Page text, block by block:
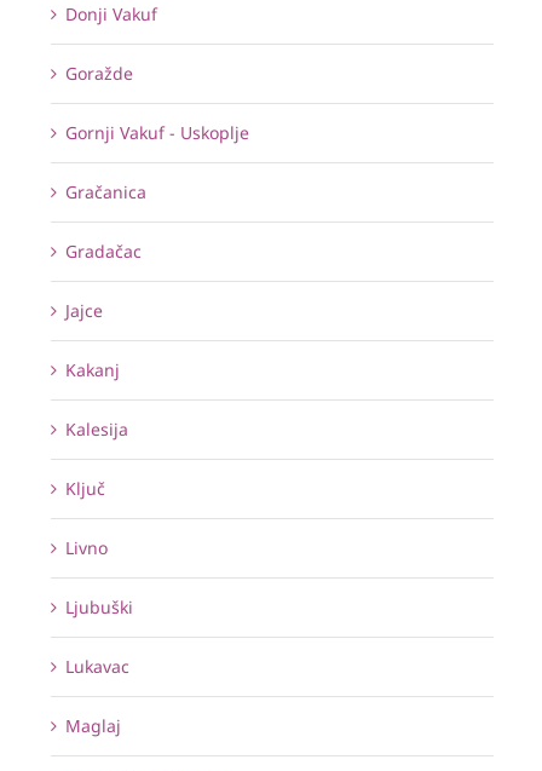
Donji Vakuf
Goražde
Gornji Vakuf - Uskoplje
Gračanica
Gradačac
Jajce
Kakanj
Kalesija
Ključ
Livno
Ljubuški
Lukavac
Maglaj